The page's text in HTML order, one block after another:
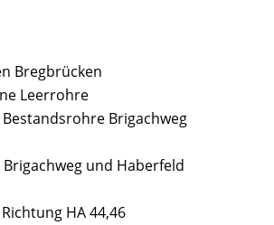
Bregbrücken
Leerrohre
Brigachweg
und Haberfeld
HA 44,46